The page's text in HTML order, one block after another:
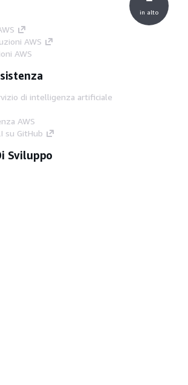
AWS
AWS
di intelligenza artificiale
AWS
su GitHub
Sviluppo
in alto